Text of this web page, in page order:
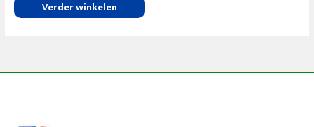
Verder winkelen